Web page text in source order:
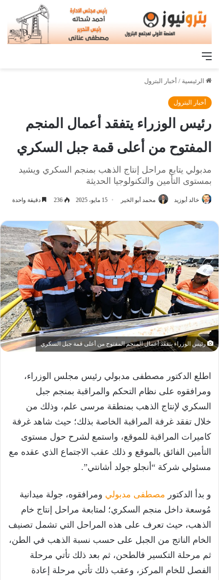
القائمة
الرئيسية / أخبار البترول
أخبار البترول
رئيس الوزراء يتفقد أعمال المنجم
المفتوح من أعلى قمة جبل السكري
مدبولي يتابع مراحل إنتاج الذهب بمنجم السكري ويشيد
بمستوى التأمين والتكنولوجيا الحديثة
خالد أبوزيد محمد أبو الخير 15 مايو، 2025 236 دقيقة واحدة
رئيس الوزراء يتفقد أعمال المنجم المفتوح من أعلى قمة جبل السكري
اطلع الدكتور مصطفى مدبولي رئيس مجلس الوزراء،
ومرافقوه على نظام التحكم والمراقبة بمنجم جبل
السكري لإنتاج الذهب بمنطقة مرسى علم، وذلك من
خلال تفقد غرفة المراقبة الخاصة بذلك؛ حيث شاهد غرفة
كاميرات المراقبة للموقع، واستمع لشرح حول مستوى
التأمين الفائق بالموقع و ذلك عقب الاجتماع الذي عقده مع
مسئولي شركة “أنجلو جولد أشانتي”.
و بدأ الدكتور مصطفى مدبولي ومرافقوه، جولة ميدانية
مُوسعة داخل منجم السكري؛ لمتابعة مراحل إنتاج خام
الذهب، حيث تعرف على هذه المراحل التي تشمل تصنيف
الخام الناتج من الجبل على حسب نسبة الذهب في الطن،
ثم مرحلة التكسير فالطحن، ثم بعد ذلك تأتي مرحلة
الفصل للخام المركز، وعقب ذلك تأتي مرحلة إعادة